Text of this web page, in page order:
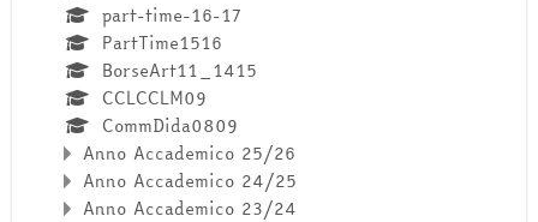
part-time-16-17
PartTime1516
BorseArt11_1415
CCLCCLM09
CommDida0809
Anno Accademico 25/26
Anno Accademico 24/25
Anno Accademico 23/24